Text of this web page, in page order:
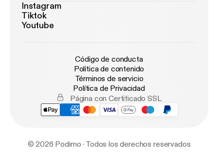
Instagram
Tiktok
Youtube
Código de conducta
Política de contenido
Términos de servicio
Política de Privacidad
Página con Certificado SSL
© 2026 Podimo · Todos los derechos reservados